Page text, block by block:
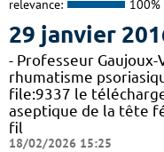
relevance: 100%
29 janvier
- Professeur
rhumatisme
file:9337 le
aseptique de la tête
fil
18/02/2026 15:25